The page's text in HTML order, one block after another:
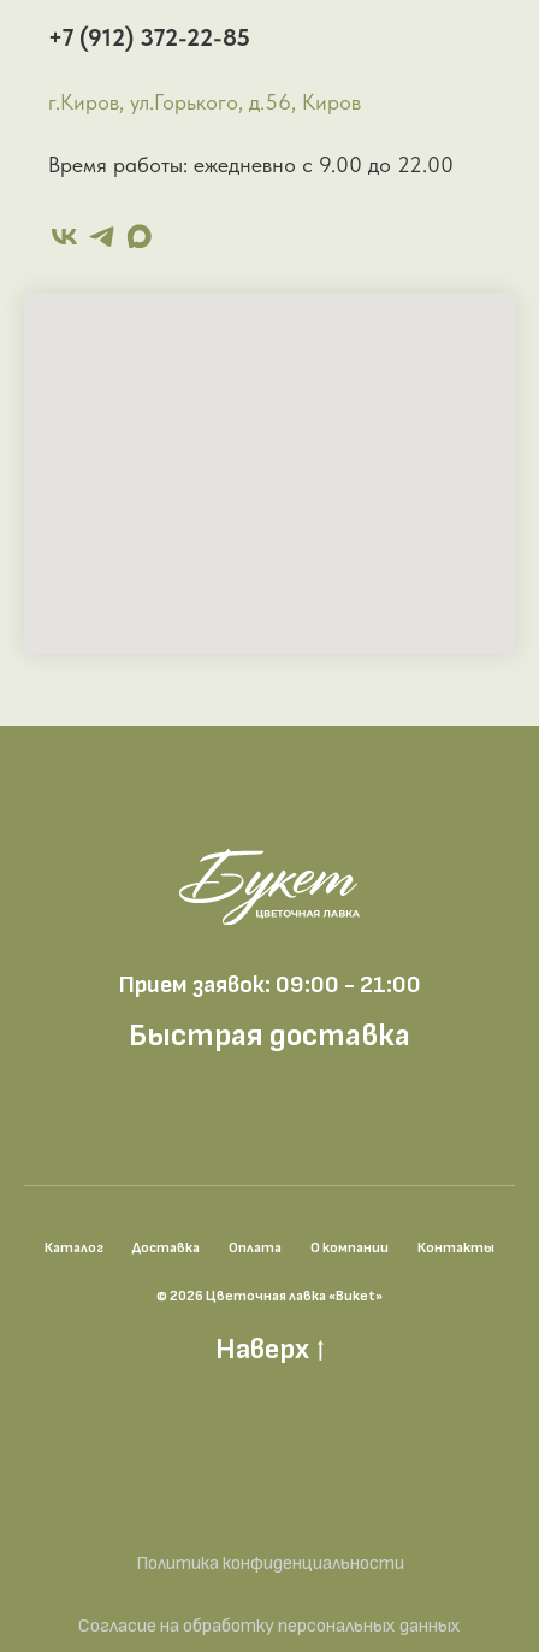
+7 (912) 372-22-85
г.Киров, ул.Горького, д.56, Киров
Время работы: ежедневно с 9.00 до 22.00
Прием заявок: 09:00 - 21:00
Быстрая доставка
Каталог Доставка Оплата О компании Контакты
© 2026 Цветочная лавка «Buket»
Наверх
Политика конфиденциальности
Согласие на обработку персональных данных